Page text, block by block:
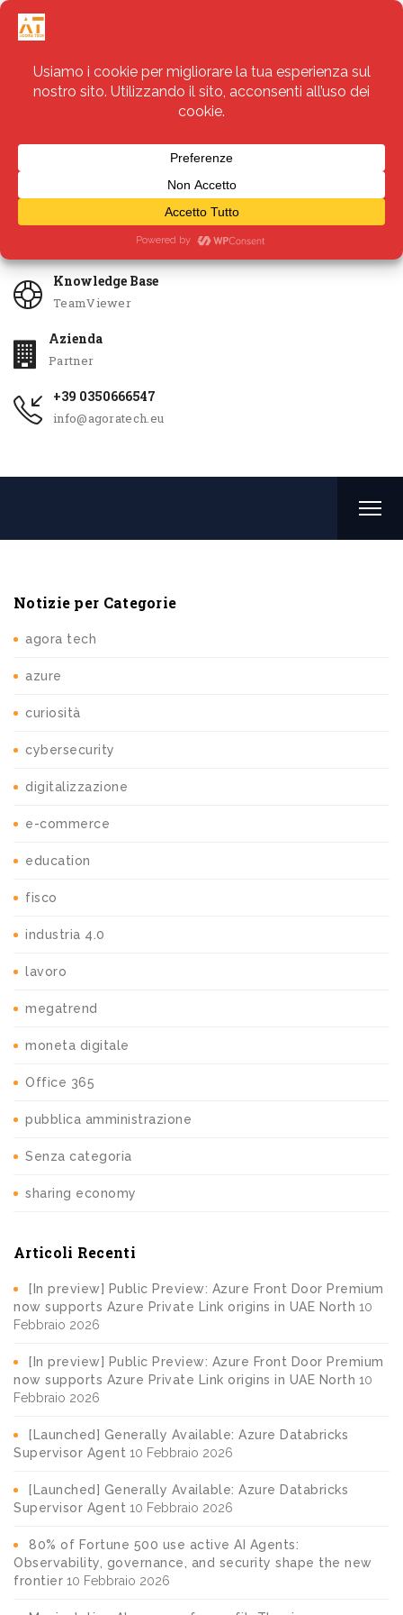
Servizi
Knowledge Base
TeamViewer
Azienda
Partner
+39 0350666547
info@agoratech.eu
Notizie per Categorie
agora tech
azure
curiosità
cybersecurity
digitalizzazione
e-commerce
education
fisco
industria 4.0
lavoro
megatrend
moneta digitale
Office 365
pubblica amministrazione
Senza categoria
sharing economy
Articoli Recenti
[In preview] Public Preview: Azure Front Door Premium
now supports Azure Private Link origins in UAE North 10
Febbraio 2026
[In preview] Public Preview: Azure Front Door Premium
now supports Azure Private Link origins in UAE North 10
Febbraio 2026
[Launched] Generally Available: Azure Databricks
Supervisor Agent 10 Febbraio 2026
[Launched] Generally Available: Azure Databricks
Supervisor Agent 10 Febbraio 2026
80% of Fortune 500 use active AI Agents:
Observability, governance, and security shape the new
frontier 10 Febbraio 2026